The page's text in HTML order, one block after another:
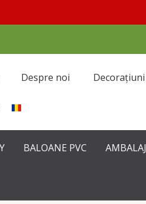
Despre noi Decorațiuni
BALOANE PVC AMBALAJ